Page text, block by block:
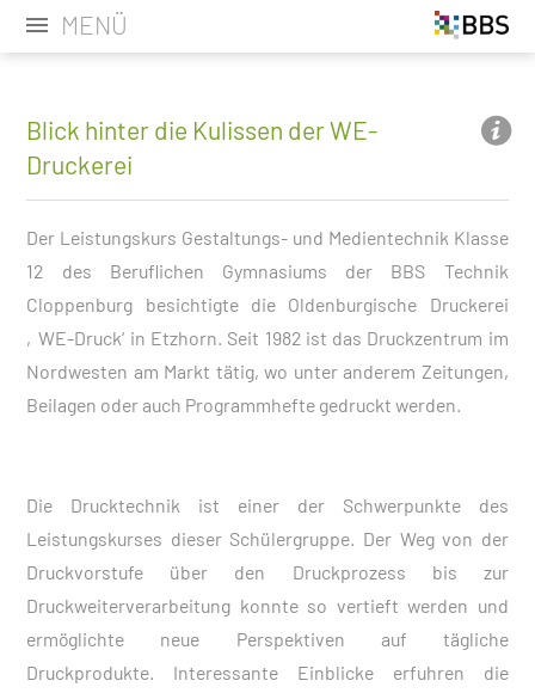
MENÜ
Blick hinter die Kulissen der WE-
Druckerei
Der Leistungskurs Gestaltungs- und Medientechnik Klasse
12 des Beruflichen Gymnasiums der BBS Technik
Cloppenburg besichtigte die Oldenburgische Druckerei
‚WE-Druck‘ in Etzhorn. Seit 1982 ist das Druckzentrum im
Nordwesten am Markt tätig, wo unter anderem Zeitungen,
Beilagen oder auch Programmhefte gedruckt werden.
Die Drucktechnik ist einer der Schwerpunkte des
Leistungskurses dieser Schülergruppe. Der Weg von der
Druckvorstufe über den Druckprozess bis zur
Druckweiterverarbeitung konnte so vertieft werden und
ermöglichte neue Perspektiven auf tägliche
Druckprodukte. Interessante Einblicke erfuhren die